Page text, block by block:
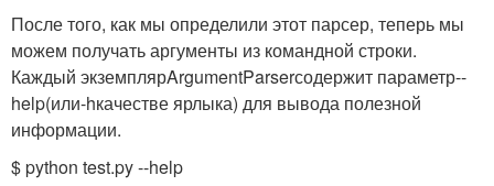
После того, как мы определили этот парсер, теперь мы
можем получать аргументы из командной строки.
Каждый экземплярArgumentParserсодержит параметр--
help(или-hкачестве ярлыка) для вывода полезной
информации.
$ python test.py --help